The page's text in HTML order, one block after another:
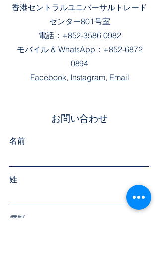
香港セントラルユニバーサルトレード
センター801号室
電話： +852-3586 0982
モバイル & WhatsApp： +852-6872
0894
Facebook, Instagram, Email
お問い合わせ
名前
姓
電話